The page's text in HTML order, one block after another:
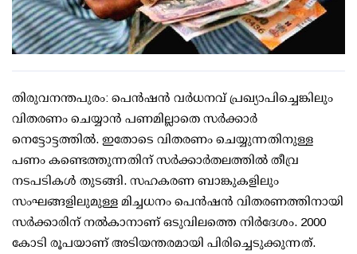
തിരുവനന്തപുരം: പെന്‍ഷന്‍ വര്‍ധനവ് പ്രഖ്യാപിച്ചെങ്കിലും
വിതരണം ചെയ്യാന്‍ പണമില്ലാതെ സര്‍ക്കാര്‍
നെട്ടോട്ടത്തില്‍. ഇതോടെ വിതരണം ചെയ്യുന്നതിനുള്ള
പണം കണ്ടെത്തുന്നതിന് സര്‍ക്കാര്‍തലത്തില്‍ തീവ്ര
നടപടികള്‍ തുടങ്ങി. സഹകരണ ബാങ്കുകളിലും
സംഘങ്ങളിലുമുള്ള മിച്ചധനം പെന്‍ഷന്‍ വിതരണത്തിനായി
സര്‍ക്കാരിന് നല്‍കാനാണ് ഒടുവിലത്തെ നിര്‍ദേശം. 2000
കോടി രൂപയാണ് അടിയന്തരമായി പിരിച്ചെടുക്കുന്നത്.